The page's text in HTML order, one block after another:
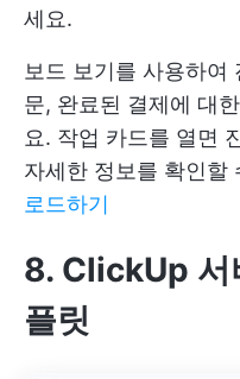
세요.
보드 보기를 사용하여
문, 완료된 결제에 대
요. 작업 카드를 열면
자세한 정보를 확인할
로드하기
8. ClickUp 서
플릿